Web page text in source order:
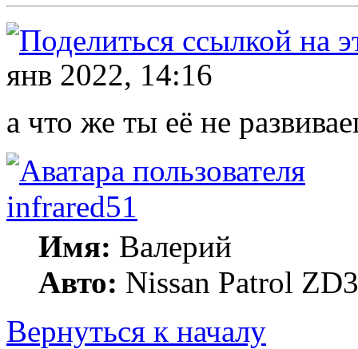
янв 2022, 14:16
а что же ты её не
infrared51
Имя: Валерий
Авто: Nissan Patrol
Вернуться к началу